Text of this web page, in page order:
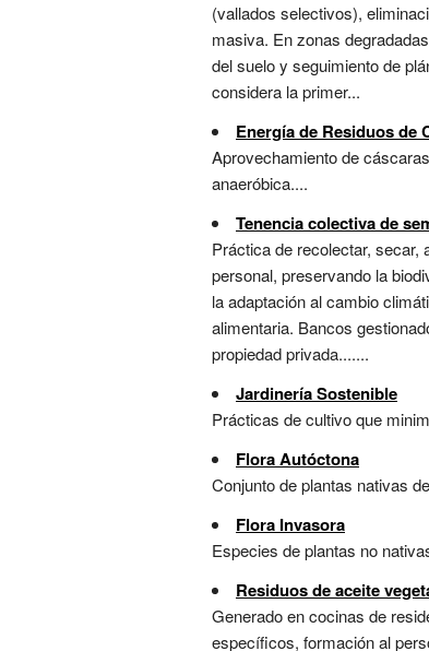
(vallados selectivos),
masiva. En zonas
del suelo y seguimiento de
considera la primer...
Energía de Residuos de
Aprovechamiento de
anaeróbica....
Tenencia colectiva de
Práctica de recolectar,
personal, preservando la
la adaptación al cambio
alimentaria. Bancos
propiedad privada.......
Jardinería Sostenible
Prácticas de cultivo que
Flora Autóctona
Conjunto de plantas nativas
Flora Invasora
Especies de plantas no
Residuos de aceite
Generado en cocinas de
específicos, formación al